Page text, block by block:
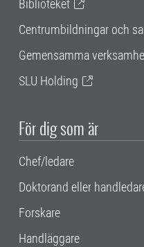
Biblioteket
Centrumbildningar och
Gemensamma
SLU Holding
För dig som är
Chef/ledare
Doktorand eller
Forskare
Handläggare